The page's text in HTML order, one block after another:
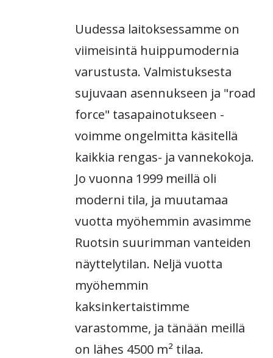
Uudessa laitoksessamme on
viimeisintä huippumodernia
varustusta. Valmistuksesta
sujuvaan asennukseen ja "road
force" tasapainotukseen -
voimme ongelmitta käsitellä
kaikkia rengas- ja vannekokoja.
Jo vuonna 1999 meillä oli
moderni tila, ja muutamaa
vuotta myöhemmin avasimme
Ruotsin suurimman vanteiden
näyttelytilan. Neljä vuotta
myöhemmin
kaksinkertaistimme
varastomme, ja tänään meillä
on lähes 4500 m² tilaa.